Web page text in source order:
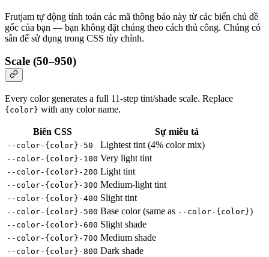
Frutjam tự động tính toán các mã thông báo này từ các biến chủ đề
gốc của bạn — bạn không đặt chúng theo cách thủ công. Chúng có
sẵn để sử dụng trong CSS tùy chỉnh.
Scale (50–950)
Every color generates a full 11-step tint/shade scale. Replace
{color} with any color name.
Biến CSS Sự miêu tả
--color-{color}-50 Lightest tint (4% color mix)
--color-{color}-100 Very light tint
--color-{color}-200 Light tint
--color-{color}-300 Medium-light tint
--color-{color}-400 Slight tint
--color-{color}-500 Base color (same as --color-{color})
--color-{color}-600 Slight shade
--color-{color}-700 Medium shade
--color-{color}-800 Dark shade